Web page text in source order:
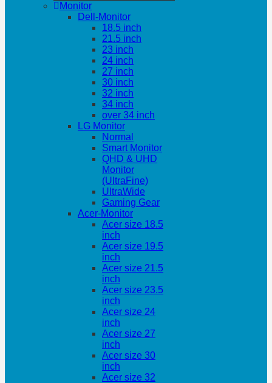
Monitor
Dell-Monitor
18.5 inch
21.5 inch
23 inch
24 inch
27 inch
30 inch
32 inch
34 inch
over 34 inch
LG Monitor
Normal
Smart Monitor
QHD & UHD
Monitor
(UltraFine)
UltraWide
Gaming Gear
Acer-Monitor
Acer size 18.5
inch
Acer size 19.5
inch
Acer size 21.5
inch
Acer size 23.5
inch
Acer size 24
inch
Acer size 27
inch
Acer size 30
inch
Acer size 32